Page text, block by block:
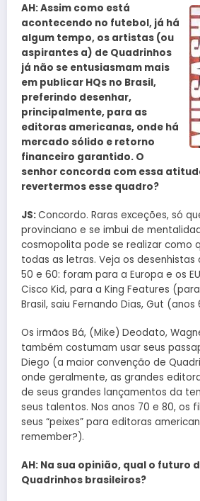
AH: Assim como está
acontecendo no futebol, já há
algum tempo, os artistas (ou
aspirantes a) de Quadrinhos
já não se entusiasmam mais
em publicar HQs no Brasil,
preferindo desenhar,
principalmente, para as
editoras americanas, onde há
mercado sólido e retorno
financeiro garantido. O
senhor concorda com essa
revertermos esse quadro?
JS:Concordo. Raras exceções, só
provinciano e se imbui de
cosmopolita pode se realizar como
todas as letras. Veja os desenhistas
50 e 60: foram para a Europa e os
Cisco Kid, para a King Features
Brasil, saiu Fernando Dias, Gut (anos
Os irmãos Bá, (Mike) Deodato,
também costumam usar seus
Diego (a maior convenção de
onde geralmente, as grandes
de seus grandes lançamentos da
seus talentos. Nos anos 70 e 80, os
seus “peixes” para editoras
remember?).
AH: Na sua opinião, qual o futuro
Quadrinhos brasileiros?